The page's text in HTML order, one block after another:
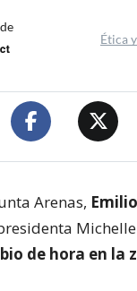
Ética
Arenas,
de hora en la